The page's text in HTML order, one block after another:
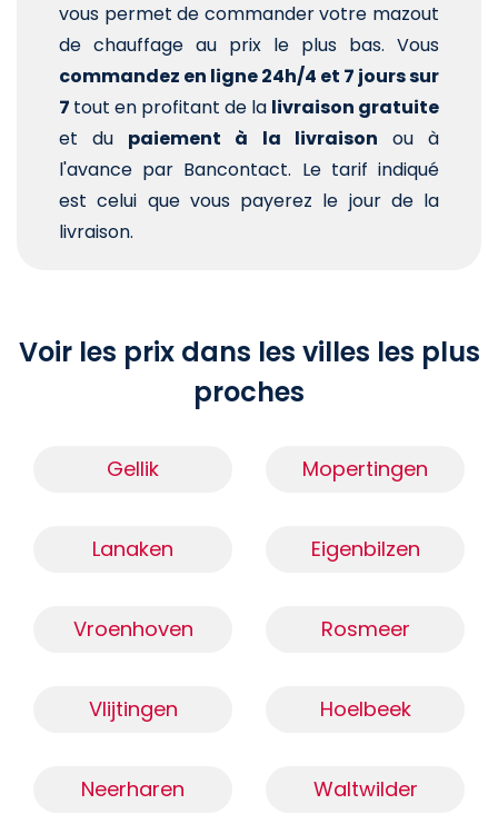
vous permet de commander votre mazout
de chauffage au prix le plus bas. Vous
commandez en ligne 24h/4 et 7 jours sur
7 tout en profitant de la livraison gratuite
et du paiement à la livraison ou à
l'avance par Bancontact. Le tarif indiqué
est celui que vous payerez le jour de la
livraison.
Voir les prix dans les villes les plus
proches
Gellik Mopertingen
Lanaken Eigenbilzen
Vroenhoven Rosmeer
Vlijtingen Hoelbeek
Neerharen Waltwilder